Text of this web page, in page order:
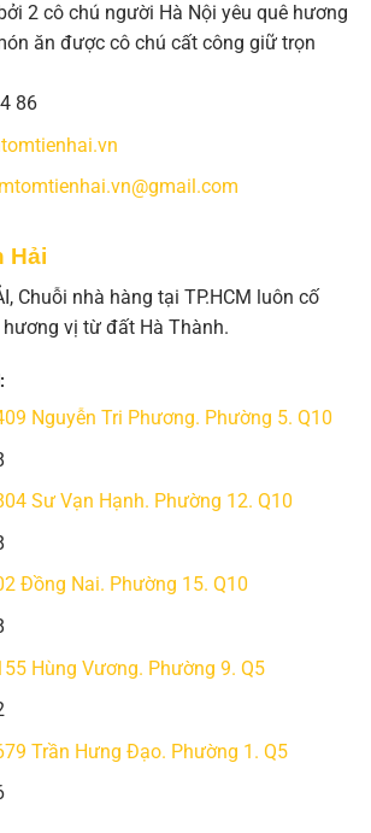
2 cô chú người Hà Nội yêu quê hương
ăn được cô chú cất công giữ trọn
86
Hải
Chuỗi nhà hàng tại TP.HCM luôn cố
vị từ đất Hà Thành.
Nguyễn Tri Phương. Phường 5. Q10
Sư Vạn Hạnh. Phường 12. Q10
Đồng Nai. Phường 15. Q10
Hùng Vương. Phường 9. Q5
Trần Hưng Đạo. Phường 1. Q5